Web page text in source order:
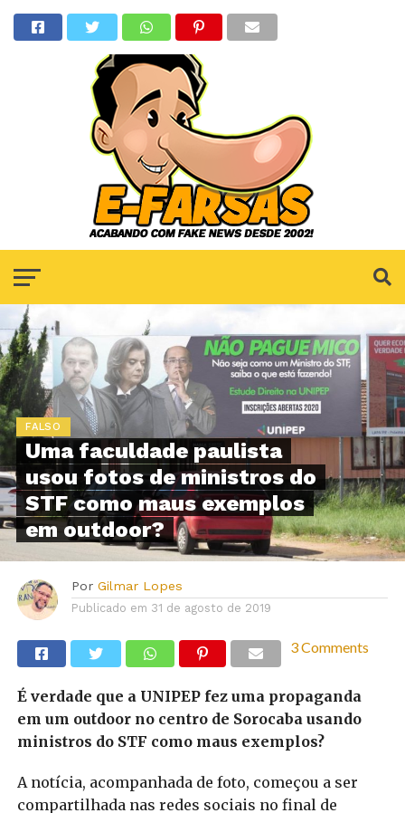
FALSO
Uma faculdade paulista
usou fotos de ministros do
STF como maus exemplos
em outdoor?
Por Gilmar Lopes
Publicado em 31 de agosto de 2019
3 Comments
É verdade que a UNIPEP fez uma propaganda
em um outdoor no centro de Sorocaba usando
ministros do STF como maus exemplos?
A notícia, acompanhada de foto, começou a ser
compartilhada nas redes sociais no final de